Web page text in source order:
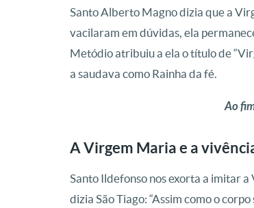
Santo Alberto Magno dizia que a
vacilaram em dúvidas, ela
Metódio atribuiu a ela o título de
a saudava como Rainha da fé.
Ao
A Virgem Maria e a
Santo Ildefonso nos exorta a imitar
dizia São Tiago: “Assim como o corpo